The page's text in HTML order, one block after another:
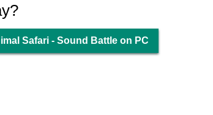
Safari - Sound Battle on PC